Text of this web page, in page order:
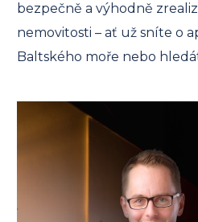
bezpečně a výhodně
nemovitosti – ať už sníte o
Baltského moře nebo